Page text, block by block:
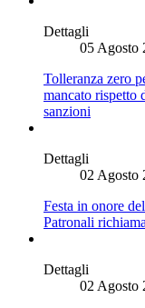
Dettagli
05 Agosto
Tolleranza zero
mancato rispetto
sanzioni
Dettagli
02 Agosto
Festa in onore
Patronali
Dettagli
02 Agosto